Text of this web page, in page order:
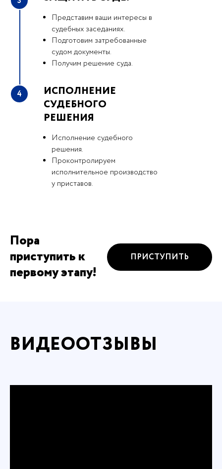
Представим ваши интересы в
судебных заседаниях.
Подготовим затребованные
судом документы.
Получим решение суда.
4
ИСПОЛНЕНИЕ
СУДЕБНОГО
РЕШЕНИЯ
Исполнение судебного
решения.
Проконтролируем
исполнительное производство
у приставов.
Пора
приступить к
первому этапу!
ПРИСТУПИТЬ
ВИДЕООТЗЫВЫ